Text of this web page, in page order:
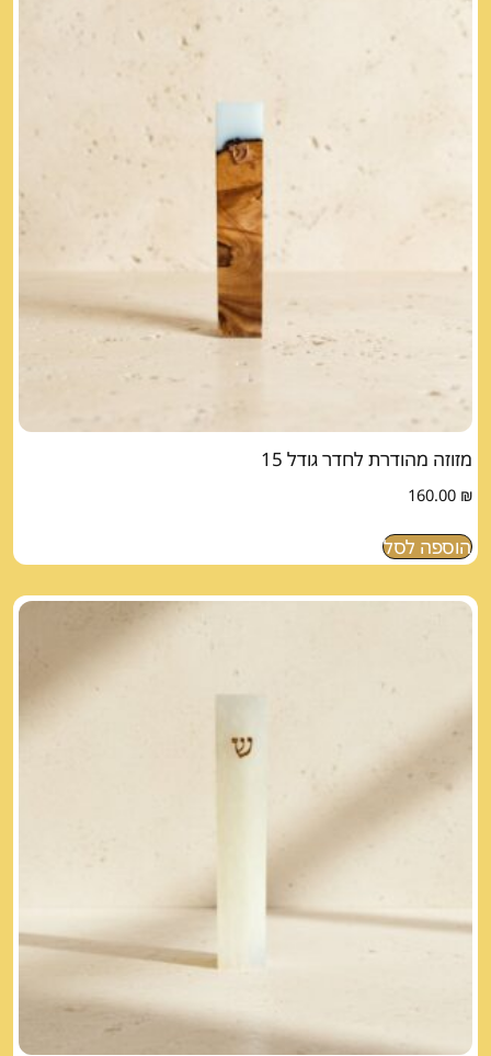
מזוזה מהודרת לחדר גודל 15
160.00 ₪
הוספה לסל